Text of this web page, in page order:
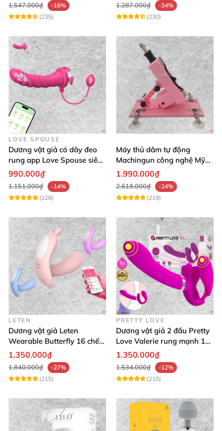
1.547.000₫
-16%
(235)
1.287.000₫
-34%
(230)
LOVE SPOUSE
Dương vật giả có dây đeo
rung app Love Spouse siêu
kích thích cho Les
990.000₫
1.151.000₫
-14%
(228)
Máy thủ dâm tự động
Machingun công nghệ Mỹ
kích thích cực mạnh
1.990.000₫
2.618.000₫
-24%
(219)
LETEN
Dương vật giả Leten
Wearable Butterfly 16 chế
độ rung điều khiển
1.350.000₫
1.840.000₫
-27%
(215)
PRETTY LOVE
Dương vật giả 2 đầu Pretty
Love Valerie rung mạnh 12
chế độ
1.350.000₫
1.534.000₫
-12%
(215)